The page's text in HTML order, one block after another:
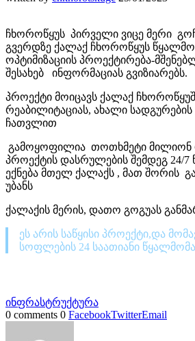
ჩხოროწყუს პირველი ვიცე მერი
გვერდზე ქალაქ ჩხოროწყუს
ოპტიმიზაციის პროექტირება-
შესახებ ინფორმაციას გვიზიარებს.
პროექტი მოიცავს ქალაქ
რეაბილიტაციას, ახალი სადგურების
ჩათვლით
გამოყოფილია თოთხმეტი მილიონ
პროექტის დასრულების შემდეგ 24/7
ექნება მთელ ქალაქს , მათ შორის
უბანს
ქალაქის მერის, დათო გოგუას
ეს არის საწყისი პროექტი,და
სოფლების 24 საათიანი
ინფრასტრუქტურა
0 comments 0 FacebookTwitterEmail